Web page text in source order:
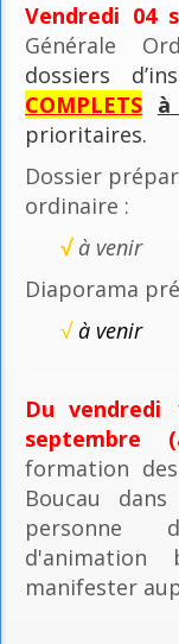
Vendredi 04
Générale
dossiers
COMPLETS à
prioritaires.
Dossier
ordinaire :
√ à venir
Diaporama
√à venir
Du vendredi
septembre
formation
Boucau
personne
manifester